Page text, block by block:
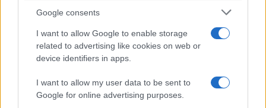
Google consents
I want to allow Google to enable storage
related to advertising like cookies on web or
device identifiers in apps.
I want to allow my user data to be sent to
Google for online advertising purposes.
Le Programme TV complet de la
Champions Cup et Challenge Cup ce
week-end, avec Toulouse - Sharks
Publié 04.12 à 12h04